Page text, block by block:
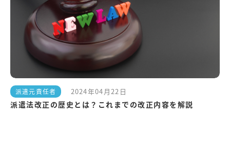
派遣元責任者 2024年04月22日
派遣法改正の歴史とは？これまでの改正内容を解説